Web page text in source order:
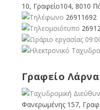
10, Γραφείο104, 8010
26911692
Γραφείο
Φανερωμένης 157,